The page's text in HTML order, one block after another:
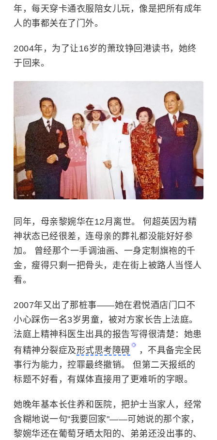
年，每天穿卡通衣服陪女儿玩，像是把所有成年
人的事都关在了门外。
2004年，为了让16岁的萧玟铮回港读书，她终
于回来。
同年，母亲黎婉华在12月离世。 何超英因为精
神状态已经很差，连母亲的葬礼都没能好好参
加。 曾经那个一手调油画、一身定制旗袍的千
金，瘦得只剩一把骨头，走在街上被路人当怪人
看。
2007年又出了那桩事——她在君悦酒店门口不
小心踩伤一名3岁男童，被对方家长告上法庭。
法庭上精神科医生出具的报告写得很清楚：她患
有精神分裂症及形式思考障碍
，不具备完全民
事行为能力，控罪最终撤销。 但第二天报纸的
标题不好看，有媒体直接用了更难听的字眼。
她晚年基本长住养和医院，把护士当家人，经常
含糊地说一句"我要回家"——可她说的那个家，
黎婉华还在葡萄牙晒太阳的、弟弟还没出事的、